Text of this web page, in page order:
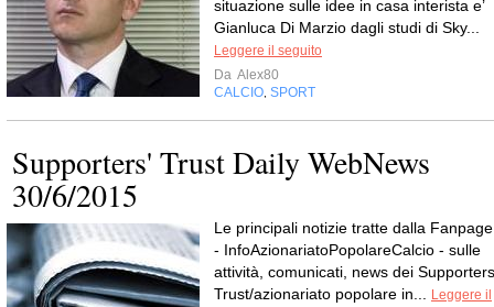
situazione sulle idee in casa interista e’
Gianluca Di Marzio dagli studi di Sky...
Leggere il seguito
Da Alex80
CALCIO SPORT
Supporters' Trust Daily WebNews
30/6/2015
Le principali notizie tratte dalla Fanpage
- InfoAzionariatoPopolareCalcio - sulle
attività, comunicati, news dei
Trust/azionariato popolare in...
Leggere il